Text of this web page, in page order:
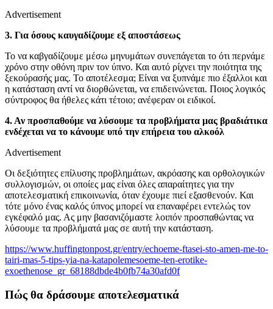
Advertisement
3. Για όσους καυγαδίζουμε εξ αποστάσεως
To να καβγαδίζουμε μέσω μηνυμάτων συνεπάγεται το ότι περνάμε
χρόνο στην οθόνη πριν τον ύπνο. Και αυτό ρίχνει την ποιότητα της
ξεκούρασής μας. Το αποτέλεσμα; Είναι να ξυπνάμε πιο έξαλλοι και
η κατάσταση αντί να διορθώνεται, να επιδεινώνεται. Ποιος λογικός
σύντροφος θα ήθελες κάτι τέτοιο; ανέφεραν οι ειδικοί.
4. Αν προσπαθούμε να λύσουμε τα προβλήματα μας βραδιάτικα
ενδέχεται να το κάνουμε υπό την επήρεια του αλκοόλ
Advertisement
Οι δεξιότητες επίλυσης προβλημάτων, ακρόασης και ορθολογικών
συλλογισμών, οι οποίες μας είναι όλες απαραίτητες για την
αποτελεσματική επικοινωνία, όταν έχουμε πιεί εξασθενούν. Και
τότε μόνο ένας καλός ύπνος μπορεί να επαναφέρει εντελώς τον
εγκέφαλό μας. Ας μην βασανιζόμαστε λοιπόν προσπαθώντας να
λύσουμε τα προβλήματά μας σε αυτή την κατάσταση.
https://www.huffingtonpost.gr/entry/echoeme-ftasei-sto-amen-me-to-
tairi-mas-5-tips-yia-na-katapolemesoeme-ten-erotike-
exoethenose_gr_68188dbde4b0fb74a30afd0f
Πώς θα δράσουμε αποτελεσματικά